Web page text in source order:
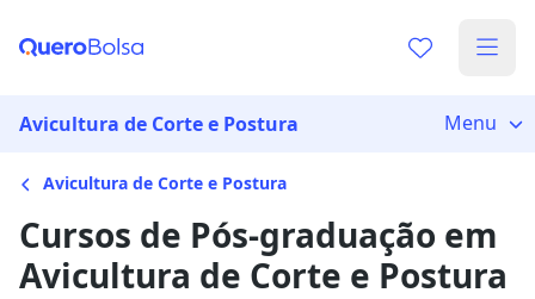
Avicultura de Corte e Postura Menu
Avicultura de Corte e Postura
Cursos de Pós-graduação em
Avicultura de Corte e Postura